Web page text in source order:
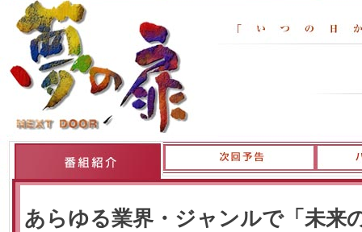
あらゆる業界・ジャンルで「未来